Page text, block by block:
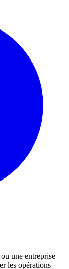
une entreprise
les opérations